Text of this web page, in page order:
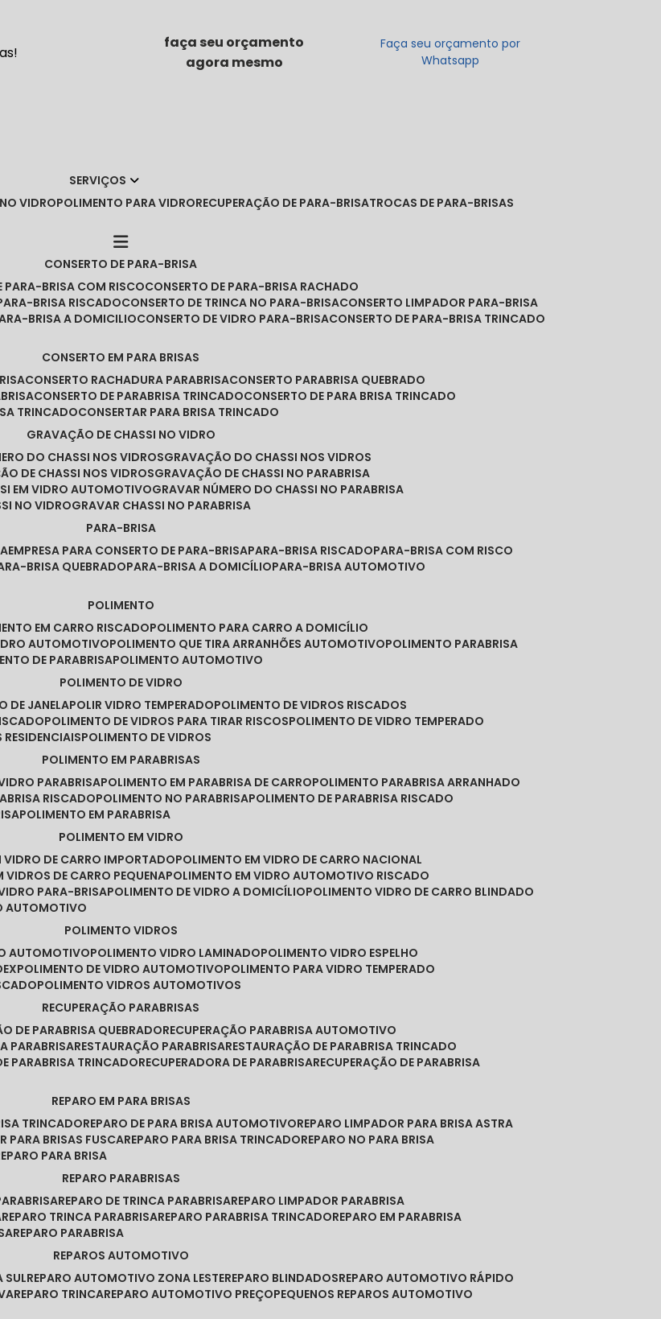
faça seu orçamento
agora mesmo
Faça seu orçamento por
Whatsapp
SERVIÇOS
VIDRO POLIMENTO PARA VIDRO RECUPERAÇÃO DE PARA-BRISA TROCAS DE PARA-BRISAS
CONSERTO DE PARA-BRISA
PARA-BRISA COM RISCO
CONSERTO DE PARA-BRISA RACHADO
BRISA RISCADO CONSERTO DE TRINCA NO PARA-BRISA CONSERTO LIMPADOR PARA-BRISA
BRISA A DOMICILIO CONSERTO DE VIDRO PARA-BRISA CONSERTO DE PARA-BRISA TRINCADO
CONSERTO EM PARA BRISAS
CONSERTO RACHADURA PARABRISA CONSERTO PARABRISA QUEBRADO
CONSERTO DE PARABRISA TRINCADO
CONSERTO DE PARA BRISA TRINCADO
TRINCADO
CONSERTAR PARA BRISA TRINCADO
GRAVAÇÃO DE CHASSI NO VIDRO
DO CHASSI NOS VIDROS
GRAVAÇÃO DO CHASSI NOS VIDROS
DE CHASSI NOS VIDROS
GRAVAÇÃO DE CHASSI NO PARABRISA
EM VIDRO AUTOMOTIVO
GRAVAR NÚMERO DO CHASSI NO PARABRISA
NO VIDRO
GRAVAR CHASSI NO PARABRISA
PARA-BRISA
EMPRESA PARA CONSERTO DE PARA-BRISA PARA-BRISA RISCADO PARA-BRISA COM RISCO
BRISA QUEBRADO PARA-BRISA A DOMICÍLIO PARA-BRISA AUTOMOTIVO
POLIMENTO
EM CARRO RISCADO POLIMENTO PARA CARRO A DOMICÍLIO
AUTOMOTIVO POLIMENTO QUE TIRA ARRANHÕES AUTOMOTIVO POLIMENTO PARABRISA
DE PARABRISA POLIMENTO AUTOMOTIVO
POLIMENTO DE VIDRO
DE JANELA POLIR VIDRO TEMPERADO POLIMENTO DE VIDROS RISCADOS
POLIMENTO DE VIDROS PARA TIRAR RISCOS POLIMENTO DE VIDRO TEMPERADO
RESIDENCIAIS POLIMENTO DE VIDROS
POLIMENTO EM PARABRISAS
PARABRISA POLIMENTO EM PARABRISA DE CARRO POLIMENTO PARABRISA ARRANHADO
RISCADO POLIMENTO NO PARABRISA POLIMENTO DE PARABRISA RISCADO
POLIMENTO EM PARABRISA
POLIMENTO EM VIDRO
VIDRO DE CARRO IMPORTADO POLIMENTO EM VIDRO DE CARRO NACIONAL
VIDROS DE CARRO PEQUENA POLIMENTO EM VIDRO AUTOMOTIVO RISCADO
PARA-BRISA POLIMENTO DE VIDRO A DOMICÍLIO POLIMENTO VIDRO DE CARRO BLINDADO
AUTOMOTIVO
POLIMENTO VIDROS
AUTOMOTIVO POLIMENTO VIDRO LAMINADO POLIMENTO VIDRO ESPELHO
POLIMENTO DE VIDRO AUTOMOTIVO POLIMENTO PARA VIDRO TEMPERADO
POLIMENTO VIDROS AUTOMOTIVOS
RECUPERAÇÃO PARABRISAS
DE PARABRISA QUEBRADO RECUPERAÇÃO PARABRISA AUTOMOTIVO
PARABRISA RESTAURAÇÃO PARABRISA RESTAURAÇÃO DE PARABRISA TRINCADO
PARABRISA TRINCADO RECUPERADORA DE PARABRISA RECUPERAÇÃO DE PARABRISA
REPARO EM PARA BRISAS
TRINCADO REPARO DE PARA BRISA AUTOMOTIVO REPARO LIMPADOR PARA BRISA ASTRA
PARA BRISAS FUSCA REPARO PARA BRISA TRINCADO REPARO NO PARA BRISA
REPARO PARA BRISA
REPARO PARABRISAS
REPARO DE TRINCA PARABRISA REPARO LIMPADOR PARABRISA
REPARO TRINCA PARABRISA REPARO PARABRISA TRINCADO REPARO EM PARABRISA
REPARO PARABRISA
REPAROS AUTOMOTIVO
SUL REPARO AUTOMOTIVO ZONA LESTE REPARO BLINDADOS REPARO AUTOMOTIVO RÁPIDO
REPARO TRINCA REPARO AUTOMOTIVO PREÇO PEQUENOS REPAROS AUTOMOTIVO